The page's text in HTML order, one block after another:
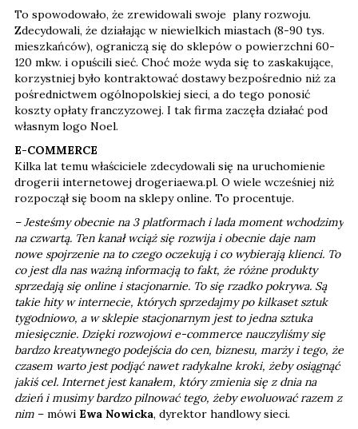
To spowodowało, że zrewidowali swoje plany rozwoju.
Zdecydowali, że działając w niewielkich miastach (8-90 tys.
mieszkańców), ograniczą się do sklepów o powierzchni 60-
120 mkw. i opuścili sieć. Choć może wyda się to zaskakujące,
korzystniej było kontraktować dostawy bezpośrednio niż za
pośrednictwem ogólnopolskiej sieci, a do tego ponosić
koszty opłaty franczyzowej. I tak firma zaczęła działać pod
własnym logo Noel.
E-COMMERCE
Kilka lat temu właściciele zdecydowali się na uruchomienie
drogerii internetowej drogeriaewa.pl. O wiele wcześniej niż
rozpoczął się boom na sklepy online. To procentuje.
– Jesteśmy obecnie na 3 platformach i lada moment wchodzimy
na czwartą. Ten kanał wciąż się rozwija i obecnie daje nam
nowe spojrzenie na to czego oczekują i co wybierają klienci. To
co jest dla nas ważną informacją to fakt, że różne produkty
sprzedają się online i stacjonarnie. To się rzadko pokrywa. Są
takie hity w internecie, których sprzedajmy po kilkaset sztuk
tygodniowo, a w sklepie stacjonarnym jest to jedna sztuka
miesięcznie. Dzięki rozwojowi e-commerce nauczyliśmy się
bardzo kreatywnego podejścia do cen, biznesu, marży i tego, że
czasem warto jest podjąć nawet radykalne kroki, żeby osiągnąć
jakiś cel. Internet jest kanałem, który zmienia się z dnia na
dzień i musimy bardzo pilnować tego, żeby ewoluować razem z
nim – mówi Ewa Nowicka, dyrektor handlowy sieci.